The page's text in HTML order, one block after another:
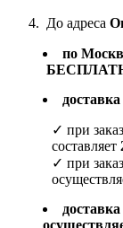
4. До адреса
по
✓ при
составляет
✓ при